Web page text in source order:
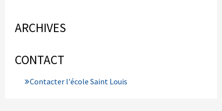
ARCHIVES
CONTACT
Contacter l'école Saint Louis